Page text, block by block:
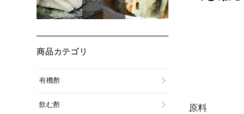
原料
商品カテゴリ
有機酢
飲む酢